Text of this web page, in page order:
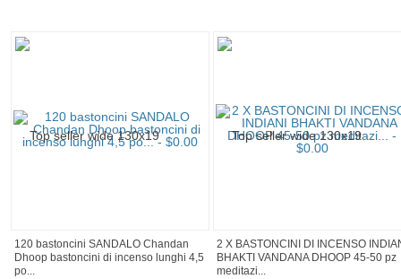
120 bastoncini SANDALO Chandan
Dhoop bastoncini di incenso lunghi 4,5
po...
2 X BASTONCINI DI INCENSO
BHAKTI VANDANA DHOOP 45-50 pz
meditazi...